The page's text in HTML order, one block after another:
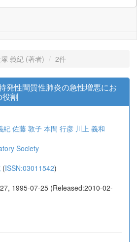
義紀 (著者) 2件
発性間質性肺炎の急性増悪にお
割
紀 佐藤 敦子 本間 行彦 川上 義和
Society
(ISSN:03011542)
1995-07-25 (Released:2010-02-